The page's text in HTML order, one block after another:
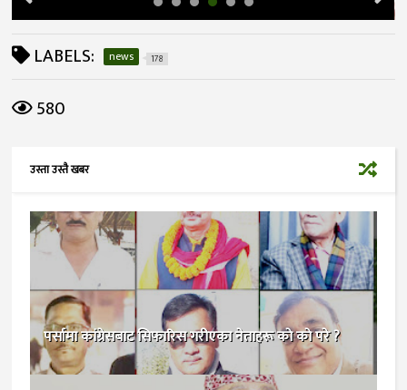
LABELS: news 178
580
उस्ता उस्तै खबर
पर्सामा कांग्रेसबाट सिफारिस गरीएका नेताहरू काे काे परे ?